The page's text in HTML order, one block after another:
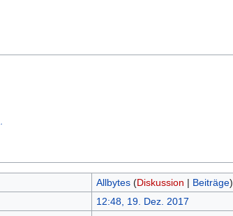
Allbytes (Diskussion | Beiträge)
12:48, 19. Dez. 2017